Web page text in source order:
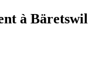
à Bäretswil